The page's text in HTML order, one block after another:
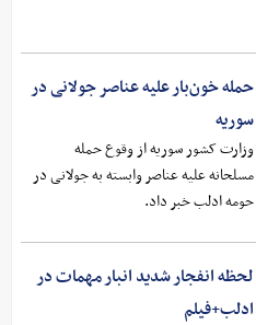
حمله خون‌بار علیه عناصر جولانی در
سوریه
وزارت کشور سوریه از وقوع حمله
مسلحانه علیه عناصر وابسته به جولانی در
حومه ادلب خبر داد.
لحظه انفجار شدید انبار مهمات در
ادلب+فیلم